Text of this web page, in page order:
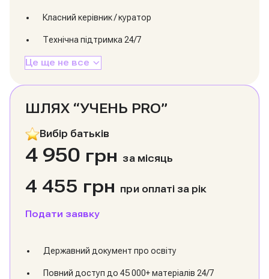
Класний керівник / куратор
Технічна підтримка 24/7
Це ще не все
ШЛЯХ “УЧЕНЬ PRO”
Вибір батьків
4 950 грн за місяць
4 455 грн при оплаті за рік
Подати заявку
Державний документ про освіту
Повний доступ до 45 000+ матеріалів 24/7